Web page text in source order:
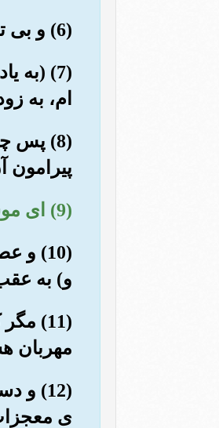
(6) و بی تردید تو (این) قرآن را از سوی (خداوند) حکیم دانا دریافت می داری.
(7) (به
ام، به
(8) پس
(9) ای موسی! همانا من خداوند پیروزمند حکیم هستم.
(10)
و) به
(11)
مهربان
(12)
ی